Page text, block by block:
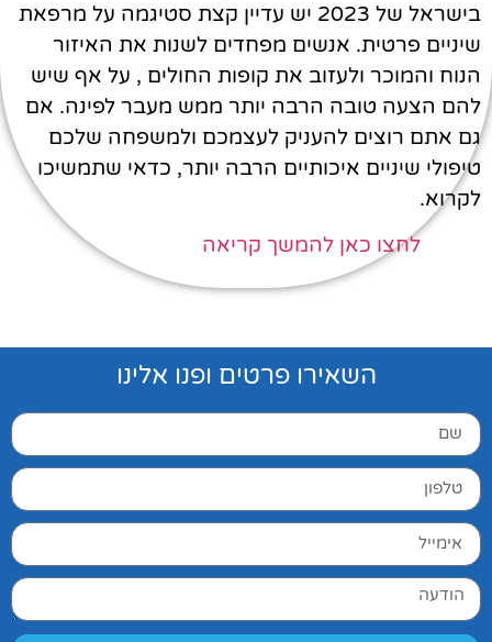
בישראל של 2023 יש עדיין קצת סטיגמה על מרפאת
שיניים פרטית. אנשים מפחדים לשנות את האיזור
הנוח והמוכר ולעזוב את קופות החולים , על אף שיש
להם הצעה טובה הרבה יותר ממש מעבר לפינה. אם
גם אתם רוצים להעניק לעצמכם ולמשפחה שלכם
טיפולי שיניים איכותיים הרבה יותר, כדאי שתמשיכו
לקרוא.
לחצו כאן להמשך קריאה
השאירו פרטים ופנו אלינו